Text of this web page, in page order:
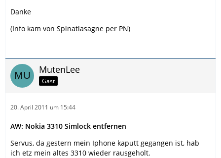
Danke
(Info kam von Spinatlasagne per PN)
MutenLee
Gast
20. April 2011 um 15:44
AW: Nokia 3310 Simlock entfernen
Servus, da gestern mein Iphone kaputt gegangen ist, hab
ich etz mein altes 3310 wieder rausgeholt.